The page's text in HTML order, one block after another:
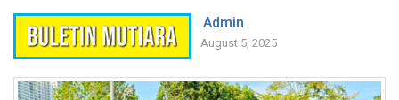
Admin
August 5, 2025